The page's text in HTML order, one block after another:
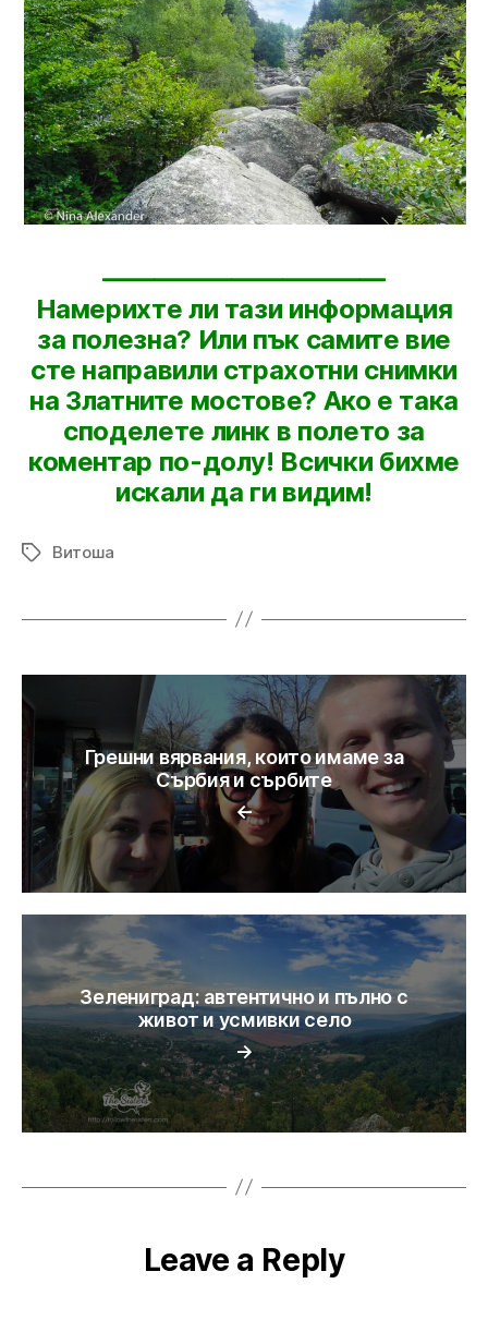
———————————
Намерихте ли тази информация
за полезна? Или пък самите вие
сте направили страхотни снимки
на Златните мостове? Ако е така
споделете линк в полето за
коментар по-долу! Всички бихме
искали да ги видим!
TagsВитоша
←
Грешни вярвания, които имаме за
Сърбия и сърбите
→
Зелениград: автентично и пълно с
живот и усмивки село
Leave a Reply